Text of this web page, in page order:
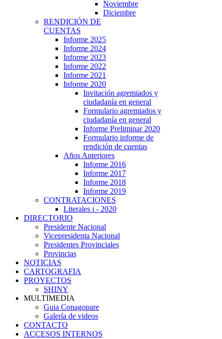
Noviembre
Diciembre
RENDICIÓN DE
CUENTAS
Informe 2025
Informe 2024
Informe 2023
Informe 2022
Informe 2021
Informe 2020
Invitación agremiados y
ciudadanía en general
Formulario agremiados y
ciudadanía en general
Informe Preliminar 2020
Formulario informe de
rendición de cuentas
Años Anteriores
Informe 2016
Informe 2017
Informe 2018
Informe 2019
CONTRATACIONES
Literales i - 2020
DIRECTORIO
Presidente Nacional
Vicepresidenta Nacional
Presidentes Provinciales
Provincias
NOTICIAS
CARTOGRAFIA
PROYECTOS
SHINY
MULTIMEDIA
Guia Conagopare
Galería de videos
CONTACTO
ACCESOS INTERNOS